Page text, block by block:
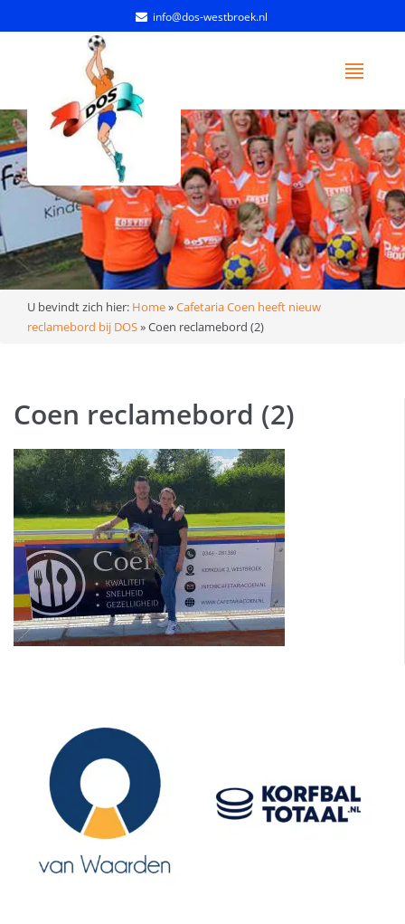
info@dos-westbroek.nl
U bevindt zich hier: Home»Cafetaria Coen heeft nieuw
reclamebord bij DOS»Coen reclamebord (2)
Coen reclamebord (2)